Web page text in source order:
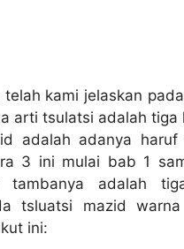
telah kami jelaskan
arti tsulatsi adalah tiga
adalah adanya haruf
3 ini mulai bab 1
tambanya adalah
tsluatsi mazid
ini: